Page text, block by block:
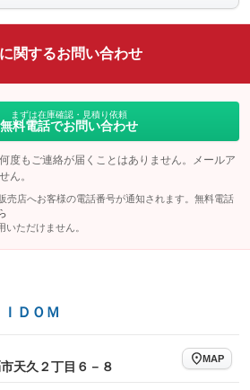
全周囲カメラ
：装備なし
ルーフレール
：装備あり
ヘッドライトウォッシャー
関するお問い合わせ
まずは在庫確認・見積り依頼
無料電話でお問い合わせ
度もご連絡が届くことはありません。メールア
ん。
売店へお客様の電話番号が通知されます。無料電話
いただけません。
ＩＤＯＭ
天久２丁目６－８
MAP